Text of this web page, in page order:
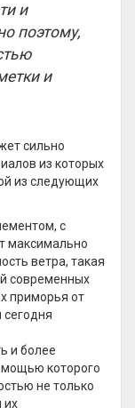
и
поэтому,
и
сильно
из которых
из следующих
с
максимально
ветра, такая
современных
приморья от
сегодня
и более
которого
не только
их